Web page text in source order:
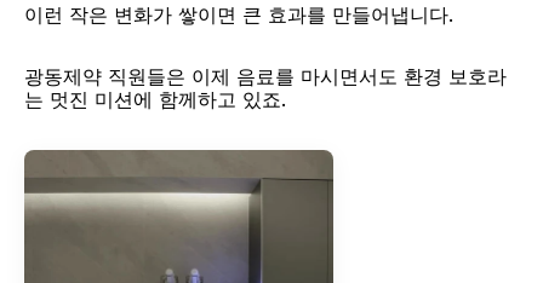
이런 작은 변화가 쌓이면 큰 효과를 만들어냅니다.
광동제약 직원들은 이제 음료를 마시면서도 환경 보호라
는 멋진 미션에 함께하고 있죠.​​